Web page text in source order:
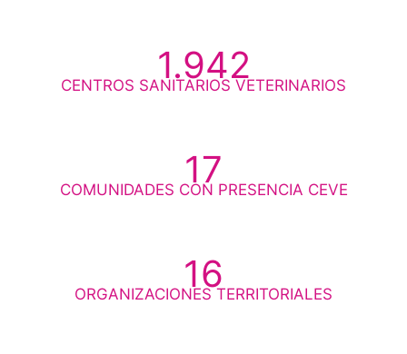
1.942
CENTROS SANITARIOS VETERINARIOS
17
COMUNIDADES CON PRESENCIA CEVE
16
ORGANIZACIONES TERRITORIALES